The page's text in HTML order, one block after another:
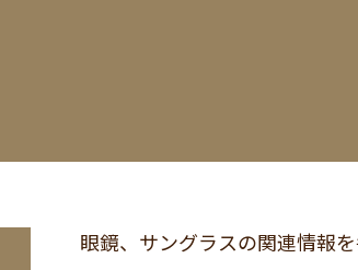
眼鏡、サングラスの関連情報